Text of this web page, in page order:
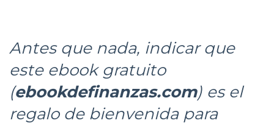
Antes que nada, indicar que
este ebook gratuito
(ebookdefinanzas.com) es el
regalo de bienvenida para